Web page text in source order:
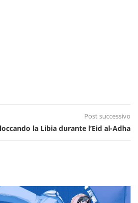
Post successivo
la Libia durante l’Eid al-Adha